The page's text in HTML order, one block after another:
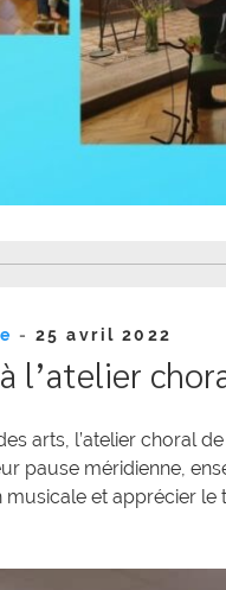
- Publié
25 avril 2022
l’atelier
arts, l’atelier choral
pause méridienne,
et apprécier